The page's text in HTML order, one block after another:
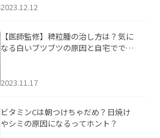
2023.12.12
【医師監修】稗粒腫の治し方は？気に
なる白いブツブツの原因と自宅ででき
2023.11.17
ビタミンCは朝つけちゃだめ？日焼け
やシミの原因になるってホント？